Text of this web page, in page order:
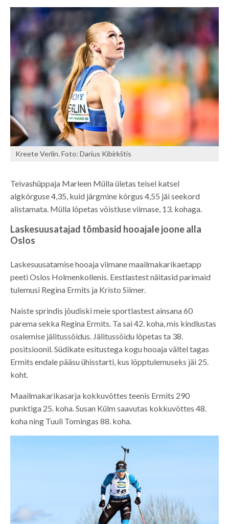
Kreete Verlin. Foto: Darius Kibirkštis
Teivashüppaja Marleen Mülla ületas teisel katsel
algkõrguse 4,35, kuid järgmine kõrgus 4,55 jäi seekord
alistamata. Mülla lõpetas võistluse viimase, 13. kohaga.
Laskesuusatajad tõmbasid hooajale joone alla
Oslos
Laskesuusatamise hooaja viimane maailmakarikaetapp
peeti Oslos Holmenkollenis. Eestlastest näitasid parimaid
tulemusi Regina Ermits ja Kristo Siimer.
Naiste sprindis jõudiski meie sportlastest ainsana 60
parema sekka Regina Ermits. Ta sai 42. koha, mis kindlustas
osalemise jälitussõidus. Jälitussõidu lõpetas ta 38.
positsioonil. Südikate esitustega kogu hooaja vältel tagas
Ermits endale pääsu ühisstarti, kus lõpptulemuseks jäi 25.
koht.
Maailmakarikasarja kokkuvõttes teenis Ermits 290
punktiga 25. koha. Susan Külm saavutas kokkuvõttes 48.
koha ning Tuuli Tomingas 88. koha.